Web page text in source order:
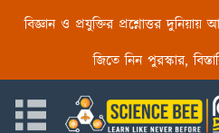
বিজ্ঞান ও প্রযুক্তির প্রশ্নোত্তর
জিতে নিন পুরস্কার,